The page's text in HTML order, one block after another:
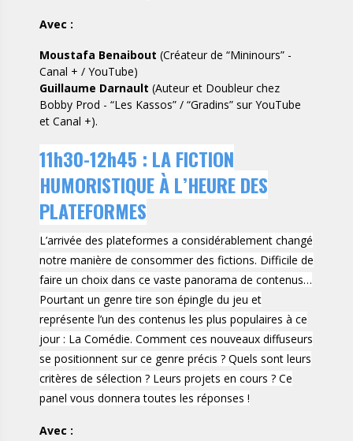
Avec :
Moustafa Benaibout (Créateur de “Mininours” -
Canal + / YouTube)
Guillaume Darnault (Auteur et Doubleur chez
Bobby Prod - “Les Kassos” / “Gradins” sur YouTube
et Canal +).
11h30-12h45 : LA FICTION
HUMORISTIQUE À L’HEURE DES
PLATEFORMES
L’arrivée des plateformes a considérablement changé
notre manière de consommer des fictions. Difficile de
faire un choix dans ce vaste panorama de contenus…
Pourtant un genre tire son épingle du jeu et
représente l’un des contenus les plus populaires à ce
jour : La Comédie. Comment ces nouveaux diffuseurs
se positionnent sur ce genre précis ? Quels sont leurs
critères de sélection ? Leurs projets en cours ? Ce
panel vous donnera toutes les réponses !
Avec :